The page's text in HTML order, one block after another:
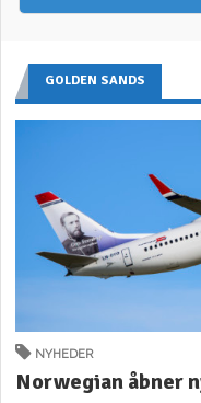
GOLDEN SANDS
NYHEDER
Norwegian åbner